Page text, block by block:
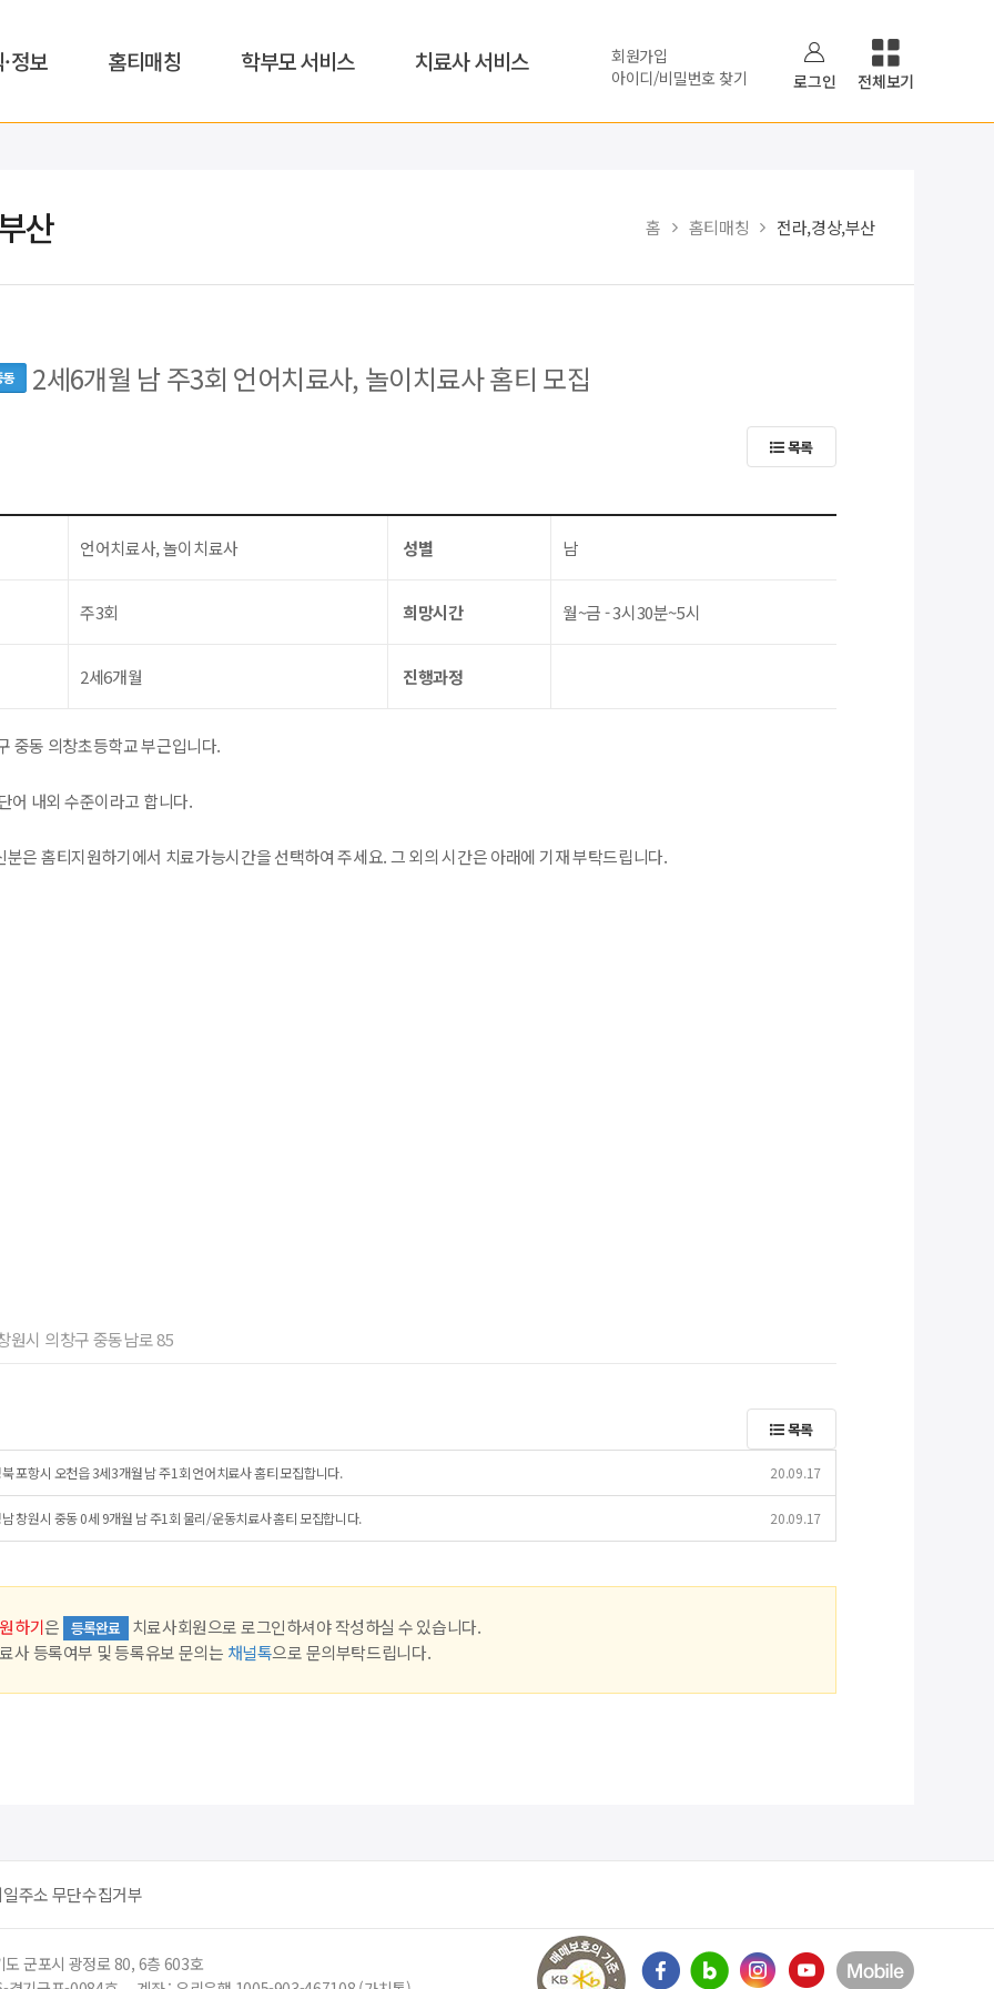
정보 홈티매칭 학부모 서비스 치료사 서비스
회원가입
아이디/비밀번호 찾기
로그인 전체보기
산 홈 홈티매칭 전라,경상,부산
동 2세6개월 남 주3회 언어치료사, 놀이치료사 홈티 모집
목록
언어치료사, 놀이치료사 성별 남
주3회 희망시간 월~금 - 3시30분~5시
2세6개월 진행과정
중동 의창초등학교 부근입니다.
어 내외 수준이라고 합니다.
분은 홈티지원하기에서 치료가능시간을 선택하여 주세요. 그 외의 시간은 아래에 기재 부탁드립니다.
원시 의창구 중동남로 85
목록
포항시 오천읍 3세3개월 남 주1회 언어치료사 홈티 모집합니다. 20.09.17
창원시 중동 0세 9개월 남 주1회 물리/운동치료사 홈티 모집합니다. 20.09.17
하기은 등록완료
치료사회원으로 로그인하셔야 작성하실 수 있습니다.
사 등록여부 및 등록유보 문의는 채널톡으로 문의부탁드립니다.
주소 무단수집거부
도 군포시 광정로 80, 6층 603호